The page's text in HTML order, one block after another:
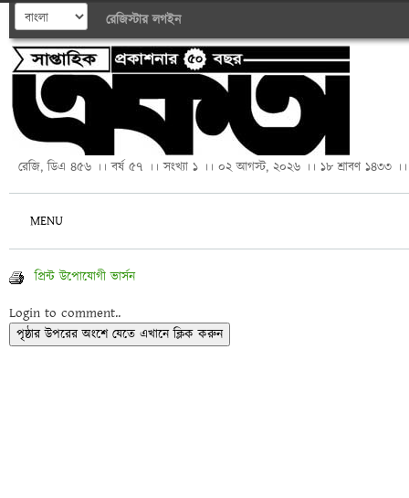
রেজিস্টার লগইন
রেজি, ডিএ ৪৫৬ ।। বর্ষ ৫৭ ।। সংখ্যা ১ ।। ০২ আগস্ট, ২০২৬ ।। ১৮ শ্রাবণ ১৪৩৩ ।।
MENU
প্রিন্ট উপোযোগী ভার্সন
Login to comment..
পৃষ্ঠার উপরের অংশে যেতে এখানে ক্লিক করুন